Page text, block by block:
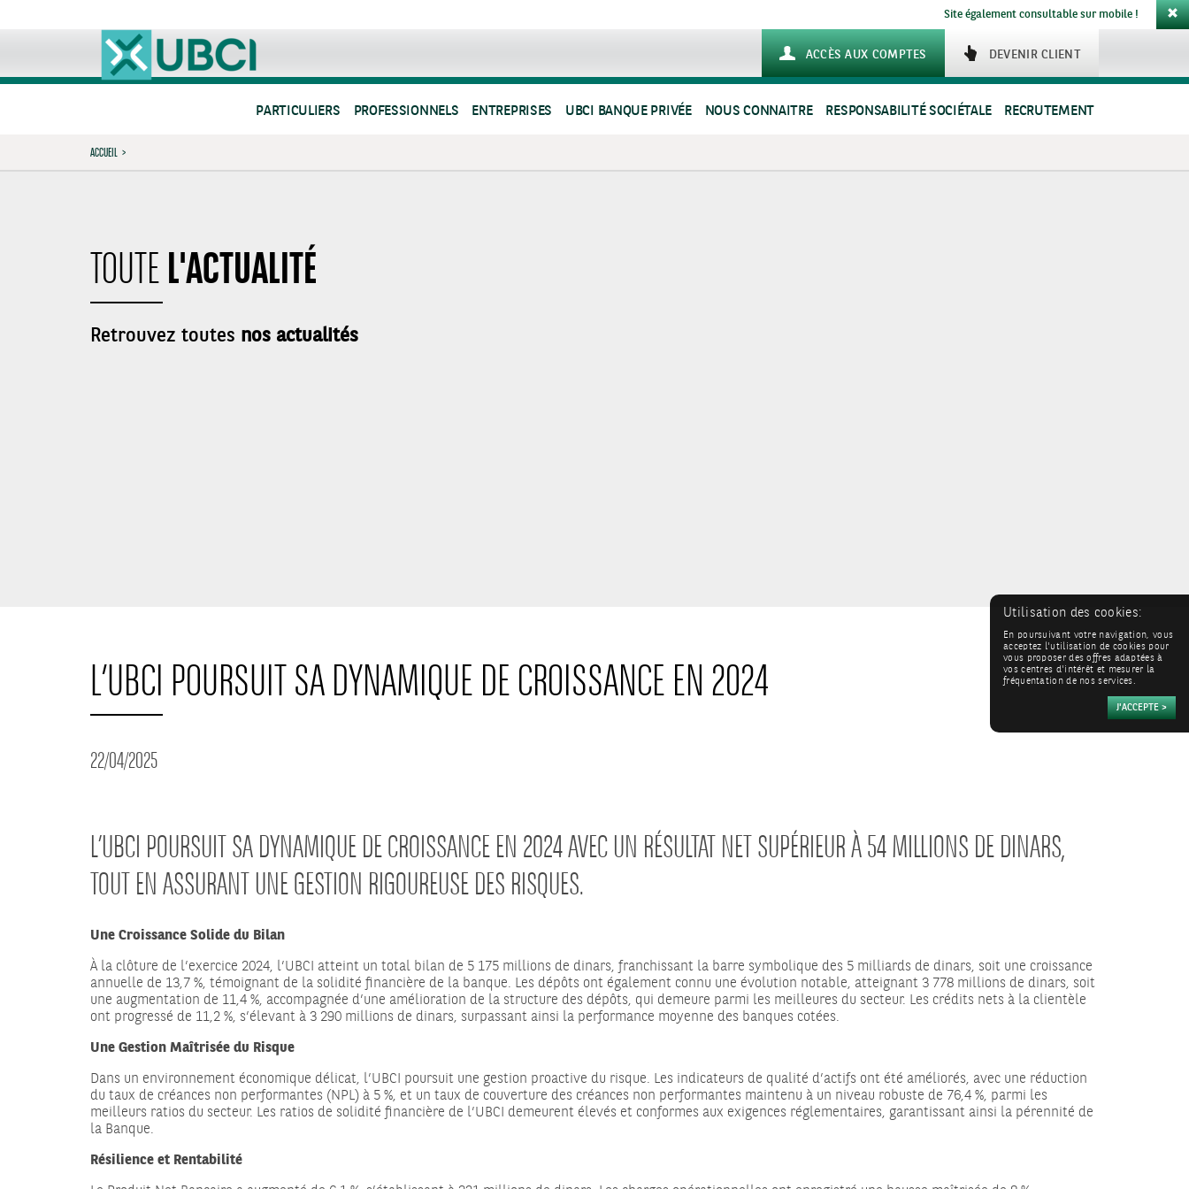
Site également consultable sur mobile !
DEVENIR CLIENT
ACCÈS AUX COMPTES
PARTICULIERS PROFESSIONNELS ENTREPRISES UBCI BANQUE PRIVÉE NOUS CONNAITRE RESPONSABILITÉ SOCIÉTALE RECRUTEMENT
ACCUEIL >
TOUTEL'ACTUALITÉ
Retrouvez toutes nos actualités
L’UBCI POURSUIT SA DYNAMIQUE DE CROISSANCE EN 2024
22/04/2025
L’UBCI POURSUIT SA DYNAMIQUE DE CROISSANCE EN 2024 AVEC UN RÉSULTAT NET SUPÉRIEUR À 54 MILLIONS DE DINARS,
TOUT EN ASSURANT UNE GESTION RIGOUREUSE DES RISQUES.
Une Croissance Solide du Bilan
À la clôture de l’exercice 2024, l’UBCI atteint un total bilan de 5 175 millions de dinars, franchissant la barre symbolique des 5 milliards de dinars, soit une croissance
annuelle de 13,7 %, témoignant de la solidité financière de la banque. Les dépôts ont également connu une évolution notable, atteignant 3 778 millions de dinars, soit
une augmentation de 11,4 %, accompagnée d’une amélioration de la structure des dépôts, qui demeure parmi les meilleures du secteur. Les crédits nets à la clientèle
ont progressé de 11,2 %, s’élevant à 3 290 millions de dinars, surpassant ainsi la performance moyenne des banques cotées.
Une Gestion Maîtrisée du Risque
Dans un environnement économique délicat, l’UBCI poursuit une gestion proactive du risque. Les indicateurs de qualité d’actifs ont été améliorés, avec une réduction
du taux de créances non performantes (NPL) à 5 %, et un taux de couverture des créances non performantes maintenu à un niveau robuste de 76,4 %, parmi les
meilleurs ratios du secteur. Les ratios de solidité financière de l’UBCI demeurent élevés et conformes aux exigences réglementaires, garantissant ainsi la pérennité de
la Banque.
Résilience et Rentabilité
Utilisation des cookies:
En poursuivant votre navigation, vous
acceptez l'utilisation de cookies pour
vous proposer des offres adaptées à
vos centres d'intérêt et mesurer la
fréquentation de nos services.